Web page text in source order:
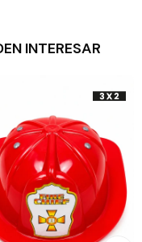
INTERESAR